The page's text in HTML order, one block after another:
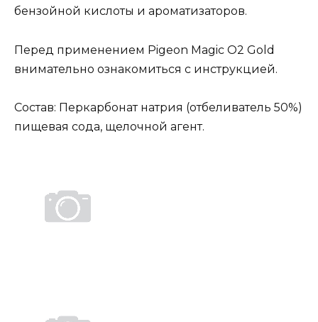
бензойной кислоты и ароматизаторов.
Перед применением Pigeon Magic O2 Gold
внимательно ознакомиться с инструкцией.
Состав: Перкарбонат натрия (отбеливатель 50%)
пищевая сода, щелочной агент.